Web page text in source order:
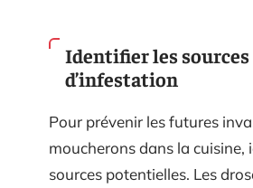
Identifier les sources
d’infestation
Pour prévenir les futures
moucherons dans la cuisine,
sources potentielles. Les